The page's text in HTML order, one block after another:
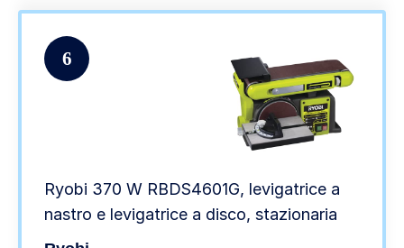
6
Ryobi 370 W RBDS4601G, levigatrice a
nastro e levigatrice a disco, stazionaria